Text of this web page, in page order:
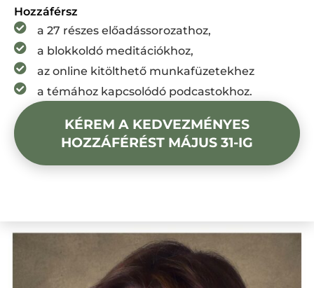
Hozzáférsz
a 27 részes előadássorozathoz,
a blokkoldó meditációkhoz,
az online kitölthető munkafüzetekhez
a témához kapcsolódó podcastokhoz.
KÉREM A KEDVEZMÉNYES
HOZZÁFÉRÉST MÁJUS 31-IG